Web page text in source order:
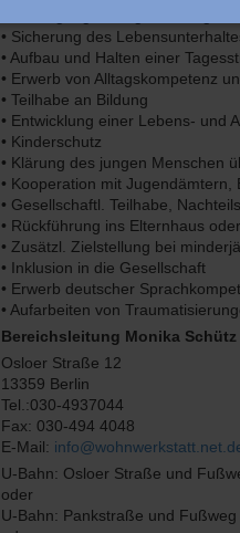
• Sicherung des
• Aufbau und Halten einer
• Erwerb von Alltagskompetenz
• Teilhabe an Bildung
• Entwicklung einer Lebens- und
• Kinderschutz
• Klärung des jungen Menschen
• Kooperation mit Jugendämtern,
• Gesellschaftl. Teilhabe,
• Rückführung ins Elternhaus
• Zusätzl. Zielstellung bei
• Inklusion in die Gesellschaft
• Erwerb deutscher
• Aufarbeiten von
Bereichsleitung Monika Schütz
Osloer Straße 12
13359 Berlin
Tel.:030-4937044
Fax: 030-494 4048
E-Mail:
U-Bahn: Osloer Straße und
oder
U-Bahn: Pankstraße und Fußweg